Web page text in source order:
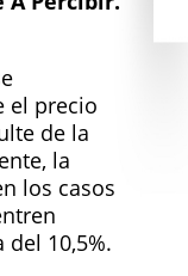
el precio
de la
la
los casos
del 10,5%.